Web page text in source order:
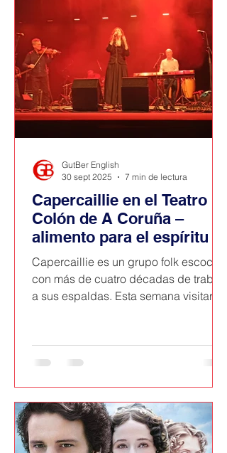
Capercaillie en el Teatro
Colón de A Coruña –
alimento para el espíritu
Capercaillie es un grupo folk escocés
con más de cuatro décadas de trabajo
a sus espaldas. Esta semana visitaron
deleitaron en el Teatro Colón con dos
horas de concierto que tuvimos la
fila.
GutBer English
30 sept 2025
7 min de lectura